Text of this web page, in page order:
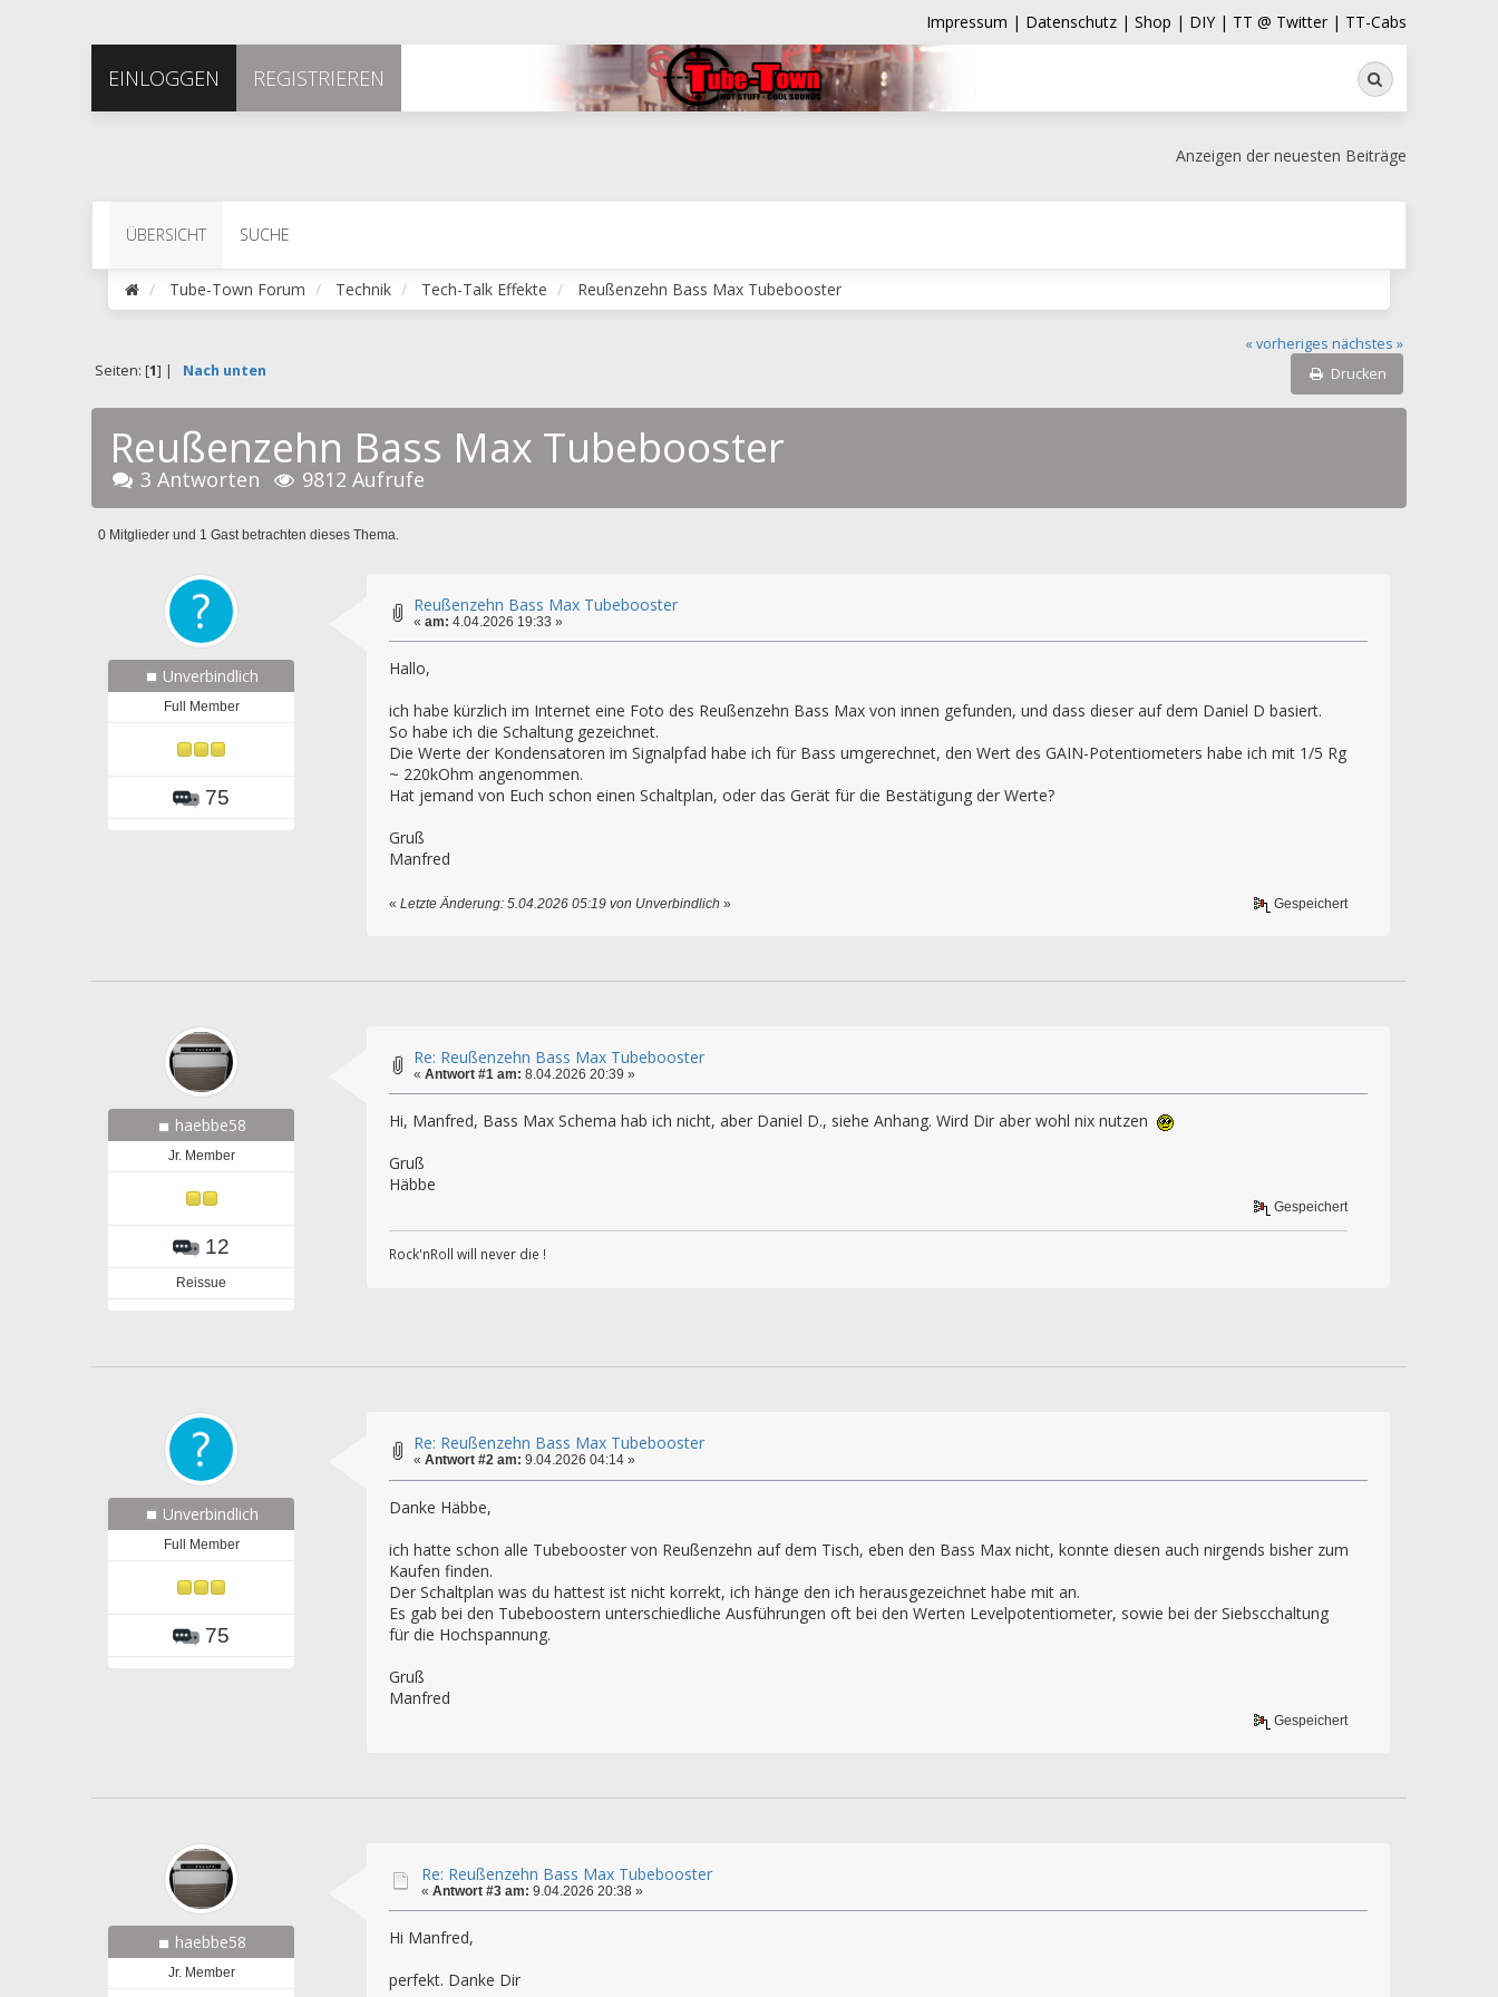
Impressum | Datenschutz | Shop | DIY | TT @ Twitter | TT-Cabs
EINLOGGEN REGISTRIEREN Suche
Anzeigen der neuesten Beiträge
ÜBERSICHT SUCHE
Tube-Town Forum Technik Tech-Talk Effekte Reußenzehn Bass Max Tubebooster
« vorheriges nächstes »
Drucken
Seiten: [1] | Nach unten
Reußenzehn Bass Max Tubebooster
3 Antworten 9812 Aufrufe
0 Mitglieder und 1 Gast betrachten dieses Thema.
Unverbindlich
Full Member
75
Reußenzehn Bass Max Tubebooster
« am: 4.04.2026 19:33 »
Hallo,
ich habe kürzlich im Internet eine Foto des Reußenzehn Bass Max von innen gefunden, und dass dieser auf dem Daniel D basiert.
So habe ich die Schaltung gezeichnet.
Die Werte der Kondensatoren im Signalpfad habe ich für Bass umgerechnet, den Wert des GAIN-Potentiometers habe ich mit 1/5 Rg
~ 220kOhm angenommen.
Hat jemand von Euch schon einen Schaltplan, oder das Gerät für die Bestätigung der Werte?
Gruß
Manfred
« Letzte Änderung: 5.04.2026 05:19 von Unverbindlich » Gespeichert
haebbe58
Jr. Member
12
Reissue
Re: Reußenzehn Bass Max Tubebooster
« Antwort #1 am: 8.04.2026 20:39 »
Hi, Manfred, Bass Max Schema hab ich nicht, aber Daniel D., siehe Anhang. Wird Dir aber wohl nix nutzen
Gruß
Häbbe
Gespeichert
Rock'nRoll will never die !
Unverbindlich
Full Member
75
Re: Reußenzehn Bass Max Tubebooster
« Antwort #2 am: 9.04.2026 04:14 »
Danke Häbbe,
ich hatte schon alle Tubebooster von Reußenzehn auf dem Tisch, eben den Bass Max nicht, konnte diesen auch nirgends bisher zum
Kaufen finden.
Der Schaltplan was du hattest ist nicht korrekt, ich hänge den ich herausgezeichnet habe mit an.
Es gab bei den Tubeboostern unterschiedliche Ausführungen oft bei den Werten Levelpotentiometer, sowie bei der Siebscchaltung
für die Hochspannung.
Gruß
Manfred
Gespeichert
haebbe58
Jr. Member
Re: Reußenzehn Bass Max Tubebooster
« Antwort #3 am: 9.04.2026 20:38 »
Hi Manfred,
perfekt. Danke Dir